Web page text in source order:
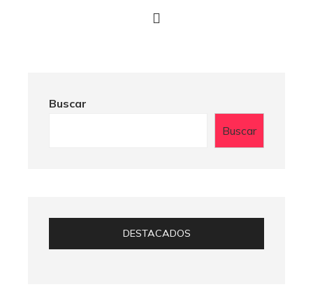
Buscar
Buscar
DESTACADOS